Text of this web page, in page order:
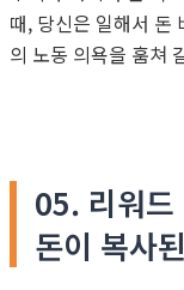
때, 당신은 일해서 돈
의 노동 의욕을 훔쳐
05. 리워드
돈이 복사